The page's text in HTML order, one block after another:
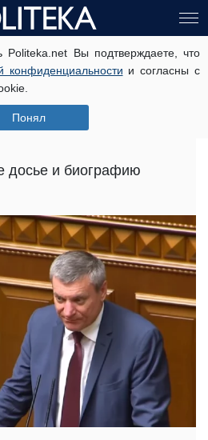
Politeka.net Вы подтверждаете, что
конфиденциальности и согласны с
Понял
досье,
досье, биография и
досье и биографию